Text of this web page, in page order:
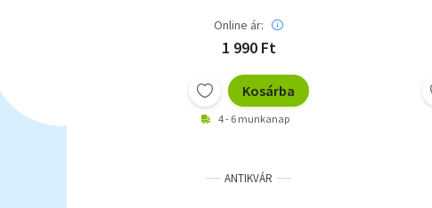
Online ár:
1 990 Ft
Kosárba
4 - 6 munkanap
ANTIKVÁR